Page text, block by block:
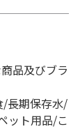
品及びブラ
/長期保存水/
ット用品/こ